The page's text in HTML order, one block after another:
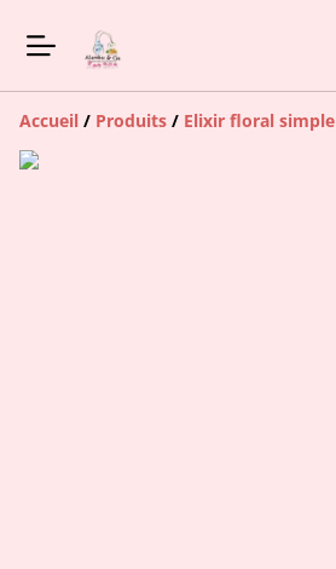
Accueil / Produits / Elixir floral simple